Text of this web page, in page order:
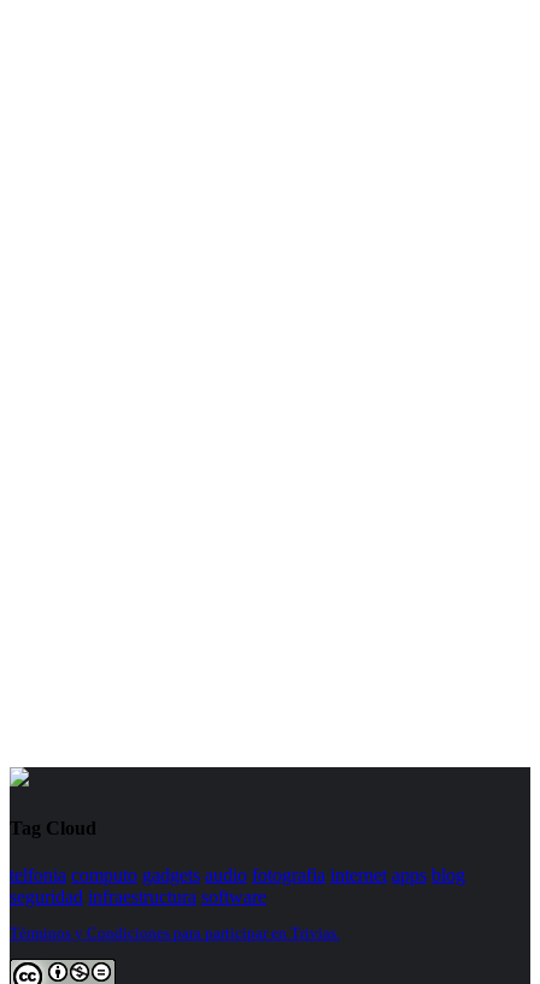
Tag Cloud
telfonia computo gadgets audio fotografia internet apps blog
seguridad infraestructura software
Términos y Condiciones para participar en Trivias.